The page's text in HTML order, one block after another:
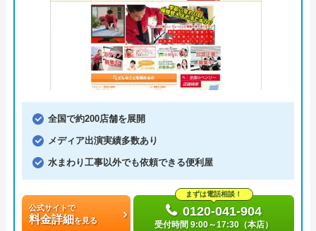
全国で約200店舗を展開
メディア出演実績多数あり
水まわり工事以外でも依頼できる便利屋
公式サイトで
料金詳細を見る
まずは電話相談！
0120-041-904
受付時間 9:00～17:30（本店）